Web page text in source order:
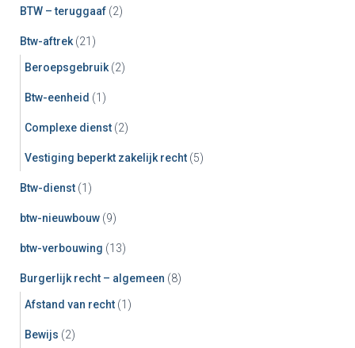
BTW – teruggaaf (2)
Btw-aftrek (21)
Beroepsgebruik (2)
Btw-eenheid (1)
Complexe dienst (2)
Vestiging beperkt zakelijk recht (5)
Btw-dienst (1)
btw-nieuwbouw (9)
btw-verbouwing (13)
Burgerlijk recht – algemeen (8)
Afstand van recht (1)
Bewijs (2)